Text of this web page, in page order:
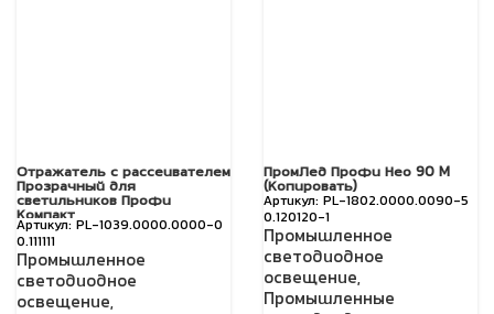
Отражатель с рассеивателем
Прозрачный для
светильников Профи
Компакт
PL-1039.0000.0000-0
0.111111
Промышленное
светодиодное
освещение,
ПромЛед Профи Нео 90 M
(Копировать)
PL-1802.0000.0090-5
0.120120-1
Промышленное
светодиодное
освещение,
Промышленные